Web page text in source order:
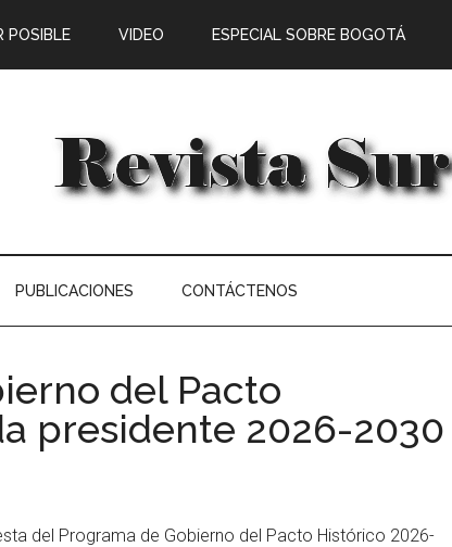
POSIBLE VIDEO ESPECIAL SOBRE BOGOTÁ
PUBLICACIONES CONTÁCTENOS
del Pacto
presidente 2026-2030
del Programa de Gobierno del Pacto Histórico 2026-